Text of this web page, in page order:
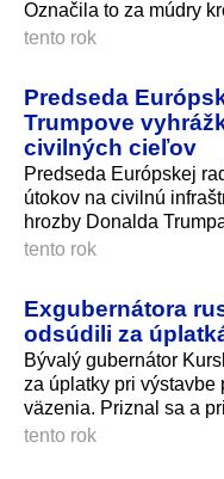
Označila to za múdry
tento rok
Predseda
Trumpove
civilných cieľov
Predseda Európskej
útokov na civilnú
hrozby Donalda
tento rok
Exgubernátora
odsúdili za
Bývalý gubernátor
za úplatky pri
väzenia. Priznal sa a
tento rok